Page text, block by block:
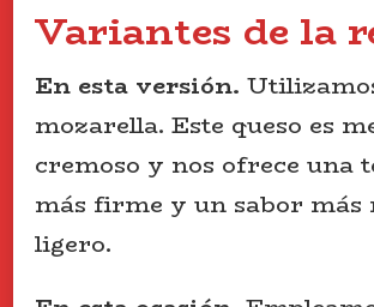
Variantes de la
En esta versión.
mozarella. Este queso es
cremoso y nos ofrece una
más firme y un sabor más
ligero.